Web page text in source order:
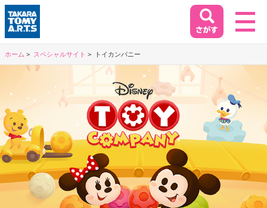
ホーム
商品情報
PRODUCT
イベント&キャンペーン
EVENT&CAMPAIGN
閉じる
ホーム スペシャルサイト トイカンパニー